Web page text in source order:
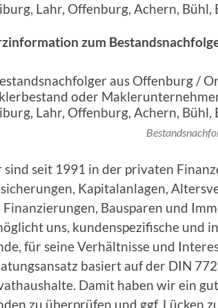
Lahr, Offenburg, Achern,
zum
sind seit 1991 in der privaten
Kapitalanlagen,
Finanzierungen, Bausparen und
uns, kundenspezifische und
für seine Verhältnisse und
basiert auf der DIN
Damit haben wir ein
zu überprüfen und ggf. Lücken